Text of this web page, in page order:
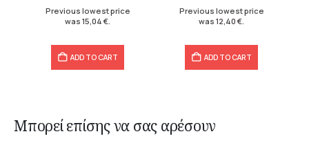
Previous lowest price
was 15,04 €
ADD TO CART
Previous lowest price
was 12,40 €
ADD TO CART
Μπορεί επίσης να σας αρέσουν